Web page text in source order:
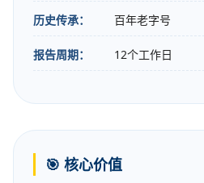
历史传承： 百年老字号
报告周期： 12个工作日
🎯 核心价值